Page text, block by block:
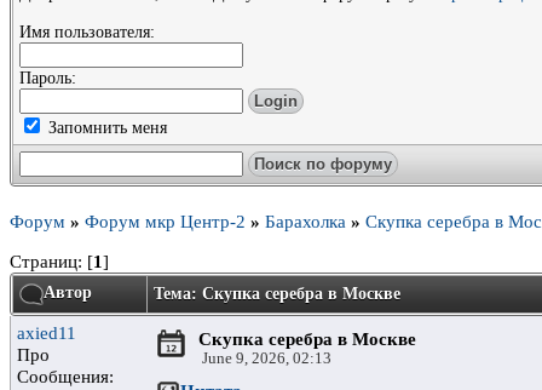
Имя пользователя:
Пароль:
Запомнить меня
Форум » Форум мкр Центр-2 » Барахолка » Скупка серебра в
Страниц: [1]
Автор Тема: Скупка серебра в Москве
axied11
Про
Сообщения:
Скупка серебра в Москве
June 9, 2026, 02:13